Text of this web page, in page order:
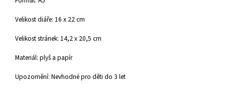
Velikost diáře: 16 x 22 cm
Velikost stránek: 14,2 x 20,5 cm
Materiál: plyš a papír
Upozornění: Nevhodné pro děti do 3 let